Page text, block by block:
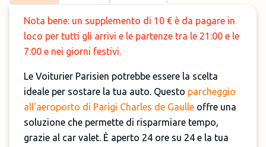
Nota bene: un supplemento di 10 € è da pagare in
loco per tutti gli arrivi e le partenze tra le 21:00 e le
7:00 e nei giorni festivi.
Le Voiturier Parisien potrebbe essere la scelta
ideale per sostare la tua auto. Questo parcheggio
all'aeroporto di Parigi Charles de Gaulle offre una
soluzione che permette di risparmiare tempo,
grazie al car valet. È aperto 24 ore su 24 e la tua